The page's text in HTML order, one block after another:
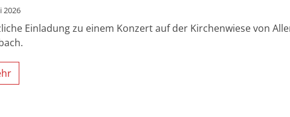
2026
Einladung zu einem Konzert auf der Kirchenwiese von